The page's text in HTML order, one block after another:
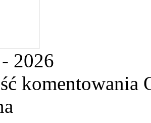
2026
komentowania